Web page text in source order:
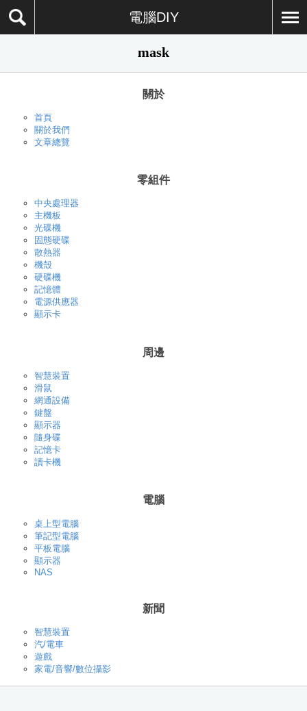
電腦DIY
mask
關於
首頁
關於我們
文章總覽
零組件
中央處理器
主機板
光碟機
固態硬碟
散熱器
機殼
硬碟機
記憶體
電源供應器
顯示卡
周邊
智慧裝置
滑鼠
網通設備
鍵盤
顯示器
隨身碟
記憶卡
讀卡機
電腦
桌上型電腦
筆記型電腦
平板電腦
顯示器
NAS
新聞
智慧裝置
汽/電車
遊戲
家電/音響/數位攝影